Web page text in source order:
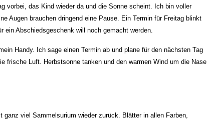
vorbei, das Kind wieder da und die Sonne scheint. Ich bin voller
Augen brauchen dringend eine Pause. Ein Termin für Freitag blinkt
ein Abschiedsgeschenk will noch gemacht werden.
Handy. Ich sage einen Termin ab und plane für den nächsten Tag
frische Luft. Herbstsonne tanken und den warmen Wind um die Nase
ganz viel Sammelsurium wieder zurück. Blätter in allen Farben,